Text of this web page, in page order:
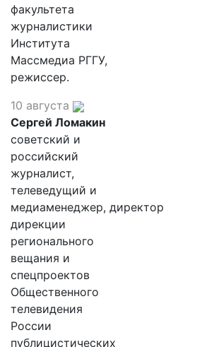
факультета
журналистики
Института
Массмедиа РГГУ,
режиссер.
10 августа
Сергей Ломакин
советский и
российский
журналист,
телеведущий и
медиаменеджер, директор
дирекции
регионального
вещания и
спецпроектов
Общественного
телевидения
России
публицистических